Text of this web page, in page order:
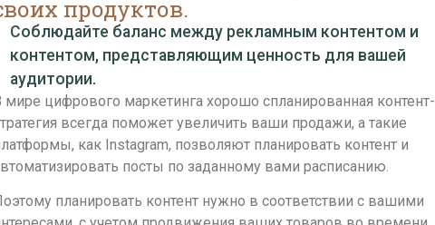
продуктов.
Соблюдайте баланс между рекламным контентом и
контентом, представляющим ценность для вашей
аудитории.
мире цифрового маркетинга хорошо спланированная контент-
всегда поможет увеличить ваши продажи, а такие
как Instagram, позволяют планировать контент и
посты по заданному вами расписанию.
планировать контент нужно в соответствии с вашими